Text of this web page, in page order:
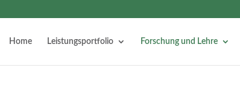
Home Leistungsportfolio Forschung und Lehre